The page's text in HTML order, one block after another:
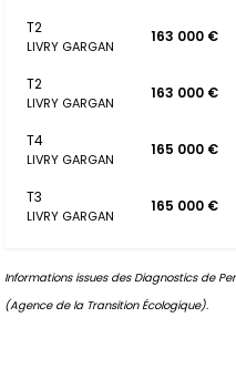
T2
LIVRY GARGAN
163 000 €
T2
LIVRY GARGAN
163 000 €
T4
LIVRY GARGAN
165 000 €
T3
LIVRY GARGAN
165 000 €
Informations issues des Diagnostics de
(Agence de la Transition Écologique).